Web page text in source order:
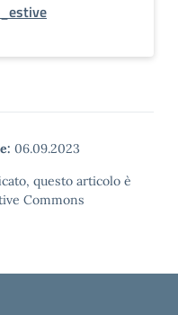
06.09.2023
questo articolo è
Commons